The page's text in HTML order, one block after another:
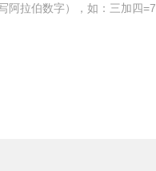
阿拉伯数字），如：三加四=7